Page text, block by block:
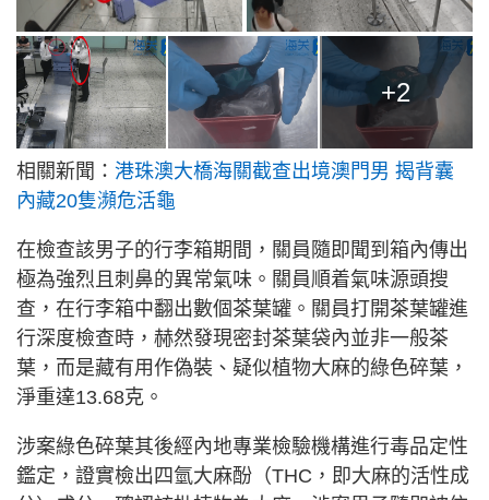
+2
相關新聞： 港珠澳大橋海關截查出境澳門男 揭背囊
內藏20隻瀕危活龜
在檢查該男子的行李箱期間，關員隨即聞到箱內傳出
極為強烈且刺鼻的異常氣味。關員順着氣味源頭搜
查，在行李箱中翻出數個茶葉罐。關員打開茶葉罐進
行深度檢查時，赫然發現密封茶葉袋內並非一般茶
葉，而是藏有用作偽裝、疑似植物大麻的綠色碎葉，
淨重達13.68克。
涉案綠色碎葉其後經內地專業檢驗機構進行毒品定性
鑑定，證實檢出四氫大麻酚（THC，即大麻的活性成